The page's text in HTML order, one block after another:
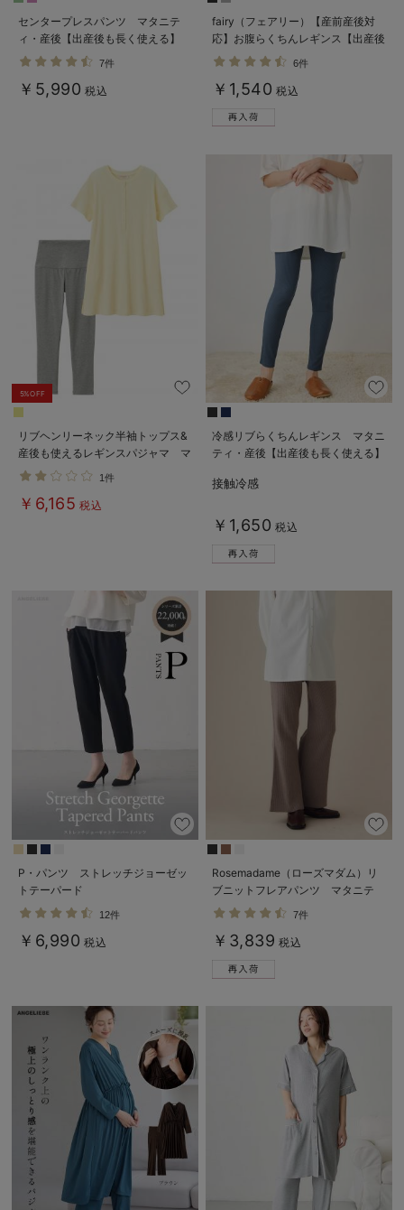
センタープレスパンツ マタニテ
ィ・産後【出産後も長く使える】
7件
￥5,990 税込
fairy（フェアリー）【産前産後対
応】お腹らくちんレギンス【出産後
も長く使える】
6件
￥1,540 税込
5%OFF
リブヘンリーネック半袖トップス&
産後も使えるレギンスパジャマ マ
タニティ・授乳パジャマ【出産後も
1件
￥6,165 税込
冷感リブらくちんレギンス マタニ
ティ・産後【出産後も長く使える】
接触冷感
￥1,650 税込
P・パンツ ストレッチジョーゼッ
トテーパード
12件
￥6,990 税込
Rosemadame（ローズマダム）リ
ブニットフレアパンツ マタニテ
ィ・産後
7件
￥3,839 税込